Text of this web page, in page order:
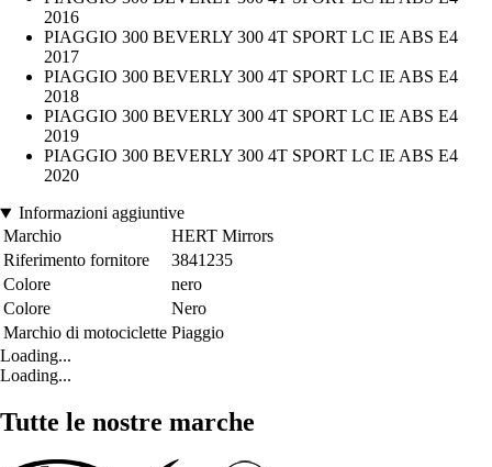
2016
PIAGGIO 300 BEVERLY 300 4T SPORT LC IE ABS E4
2017
PIAGGIO 300 BEVERLY 300 4T SPORT LC IE ABS E4
2018
PIAGGIO 300 BEVERLY 300 4T SPORT LC IE ABS E4
2019
PIAGGIO 300 BEVERLY 300 4T SPORT LC IE ABS E4
2020
Informazioni aggiuntive
Marchio
HERT Mirrors
Riferimento fornitore
3841235
Colore
nero
Colore
Nero
Marchio di motociclette Piaggio
Loading...
Loading...
Tutte le nostre marche